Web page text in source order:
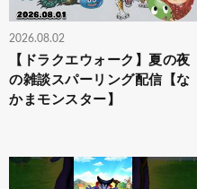
2026.08.02
【ドラクエウォーク】夏の夜
の雑談スパーリング配信【な
かまモンスター】